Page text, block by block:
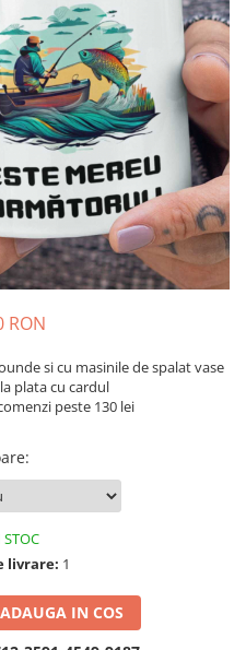
RON
si cu masinile de spalat vase
plata cu cardul
peste 130 lei
:
STOC
livrare: 1
ADAUGA IN COS